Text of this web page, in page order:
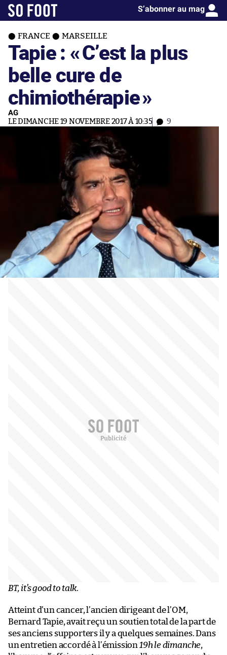
S’abonner au mag
FRANCE MARSEILLE
Tapie : «C’est la plus
belle cure de
chimiothérapie»
AG
LE DIMANCHE 19 NOVEMBRE 2017 À 10:35 9
BT, it’s good to talk.
Atteint d’un cancer, l’ancien dirigeant de l’OM,
Bernard Tapie, avait reçu un soutien total de la part de
ses anciens supporters il y a quelques semaines. Dans
un entretien accordé à l’émission 19h le dimanche,